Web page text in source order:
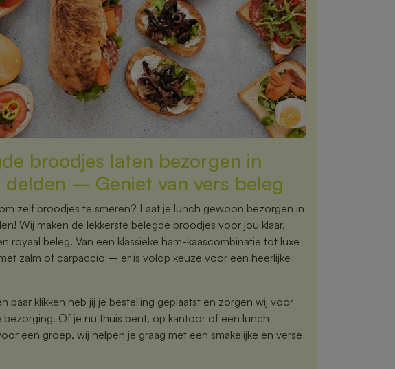
broodjes laten bezorgen in
– Geniet van vers beleg
zelf broodjes te smeren? Laat je lunch gewoon bezorgen in
Wij maken de lekkerste belegde broodjes voor jou klaar,
royaal beleg. Van een klassieke ham-kaascombinatie tot luxe
zalm of carpaccio – er is volop keuze voor een heerlijke
paar klikken heb jij je bestelling geplaatst en zorgen wij voor
bezorging. Of je nu thuis bent, op kantoor of een lunch
een groep, wij helpen je graag met een smakelijke en verse